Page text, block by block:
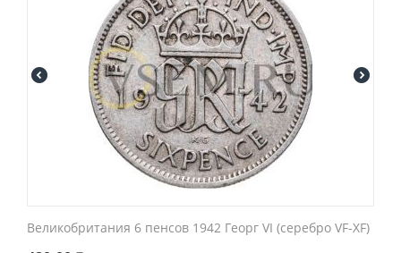
Великобритания 6 пенсов 1942 Георг VI (серебро VF-XF)